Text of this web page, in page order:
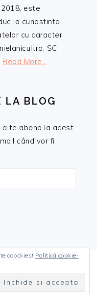
este
la cunostinta
cu caracter
SC
Read More…
LA BLOG
a te abona la acest
când vor fi
ON THE
coockies! Politică cookie-